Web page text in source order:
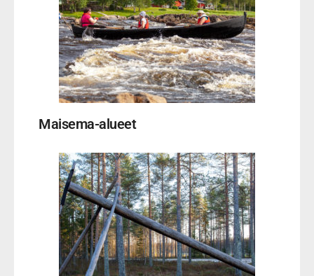
Maisema-alueet